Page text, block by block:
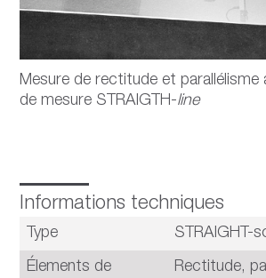
Mesure de rectitude et parallélisme
de mesure STRAIGTH-line
Informations techniques
Type
Élements de
STRAIGHT-
Rectitude,